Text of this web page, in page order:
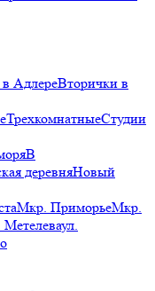
АдлереВторички в
ТрехкомнатныеСтудии
В
деревняНовый
Мкр. ПриморьеМкр.
Метелеваул.